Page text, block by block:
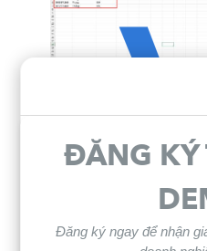
ĐĂNG KÝ
Đăng ký ngay để nhận
file Excel lên hệ
theođể hoàn thành